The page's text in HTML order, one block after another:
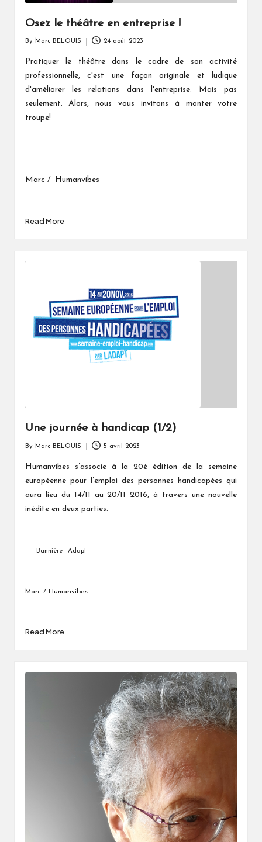
Osez le théâtre en entreprise !
by
By Marc BELOUIS 24 août 2023
Pratiquer le théâtre dans le cadre de son activité
professionnelle, c'est une façon originale et ludique
d'améliorer les relations dans l'entreprise. Mais pas
seulement. Alors, nous vous invitons à monter votre
troupe!
Marc / Humanvibes
Read More
Une journée à handicap (1/2)
by
By Marc BELOUIS 5 avril 2023
Humanvibes s’associe à la 20è édition de la semaine
européenne pour l’emploi des personnes handicapées qui
aura lieu du 14/11 au 20/11 2016, à travers une nouvelle
inédite en deux parties.
Bannière - Adapt
Marc / Humanvibes
Read More